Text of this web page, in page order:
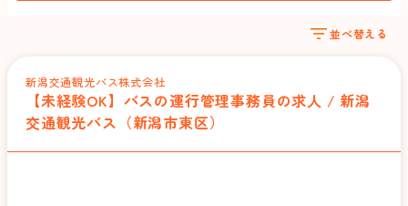
並べ替える
新潟交通観光バス株式会社
【未経験OK】バスの運行管理事務員の求人 / 新潟
交通観光バス（新潟市東区）